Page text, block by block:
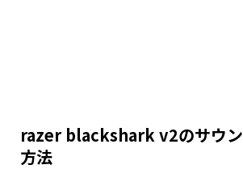
razer blackshark v2のサウ
方法